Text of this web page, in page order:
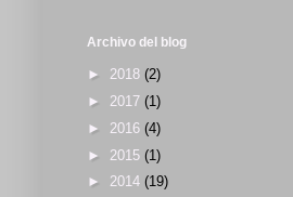
Archivo del blog
► 2018 (2)
► 2017 (1)
► 2016 (4)
► 2015 (1)
► 2014 (19)